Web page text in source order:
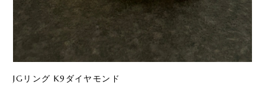
JGリング K9ダイヤモンド